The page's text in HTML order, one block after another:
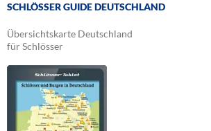
SCHLÖSSER GUIDE DEUTSCHLAND
Übersichtskarte Deutschland
für Schlösser